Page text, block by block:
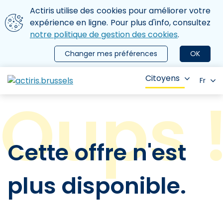
Aller au contenu principal
Nous utilisons des cookies
Actiris utilise des cookies pour améliorer votre
expérience en ligne. Pour plus d'info, consultez
notre politique de gestion des cookies.
OK
Changer mes préférences
le menu
Citoyens Fr
Cette offre n'est
plus disponible.